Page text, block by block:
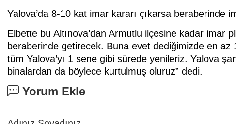
Yalova’da 8-10 kat imar kararı çıkarsa beraberinde
Elbette bu Altınova’dan Armutlu ilçesine kadar imar
beraberinde getirecek. Buna evet dediğimizde en az 1
tüm Yalova’yı 1 sene gibi sürede yenileriz. Yalova
binalardan da böylece kurtulmuş oluruz” dedi.
Yorum Ekle